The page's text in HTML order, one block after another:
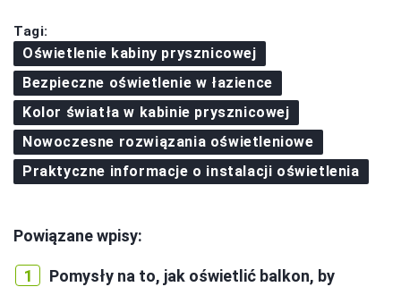
Tagi:
Oświetlenie kabiny prysznicowej
Bezpieczne oświetlenie w łazience
Kolor światła w kabinie prysznicowej
Nowoczesne rozwiązania oświetleniowe
Praktyczne informacje o instalacji oświetlenia
Powiązane wpisy:
Pomysły na to, jak oświetlić balkon, by